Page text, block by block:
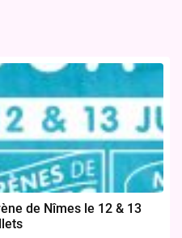
de Nîmes le 12 & 13